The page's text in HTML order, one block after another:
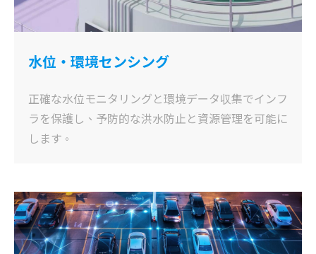
水位・環境センシング
正確な水位モニタリングと環境データ収集でインフ
ラを保護し、予防的な洪水防止と資源管理を可能に
します 。